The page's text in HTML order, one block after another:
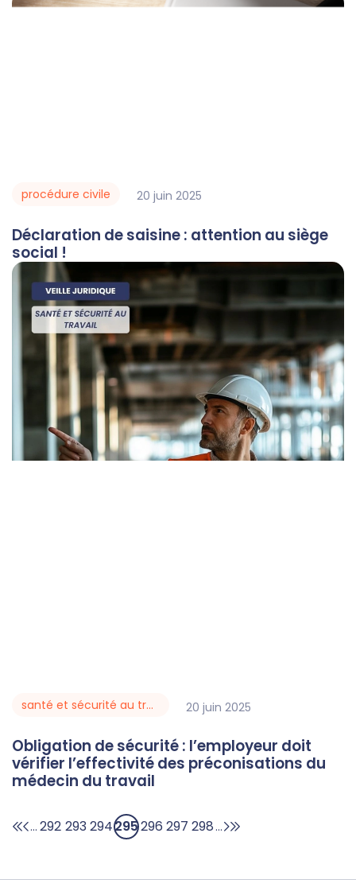
Déclaration de saisine : attention au siège
social !
20 juin 2025
procédure civile
Obligation de sécurité : l’employeur doit
vérifier l’effectivité des préconisations du
médecin du travail
20 juin 2025
santé et sécurité au travail
... 292 293294295296 297 298 ...